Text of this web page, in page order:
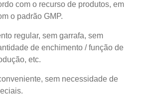
com o recurso de produtos, em
o padrão GMP.
regular, sem garrafa, sem
de enchimento / função de
etc.
sem necessidade de